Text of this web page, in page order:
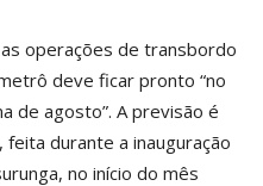
operações de transbordo
deve ficar pronto “no
de agosto”. A previsão é
durante a inauguração
no início do mês